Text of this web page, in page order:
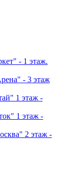
- 1 этаж.
- 3 этаж
1 этаж -
1 этаж -
2 этаж -